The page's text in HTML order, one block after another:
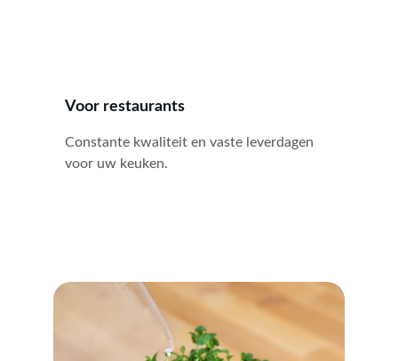
Voor restaurants
Constante kwaliteit en vaste leverdagen
voor uw keuken.